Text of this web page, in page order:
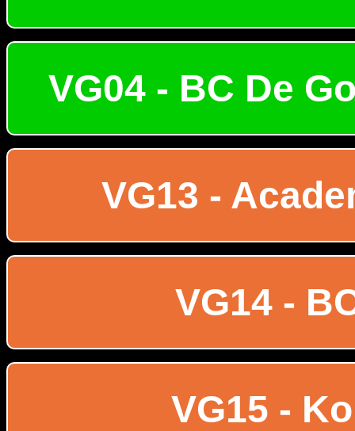
VG04 - BC De
VG13 -
VG14 -
VG15 -